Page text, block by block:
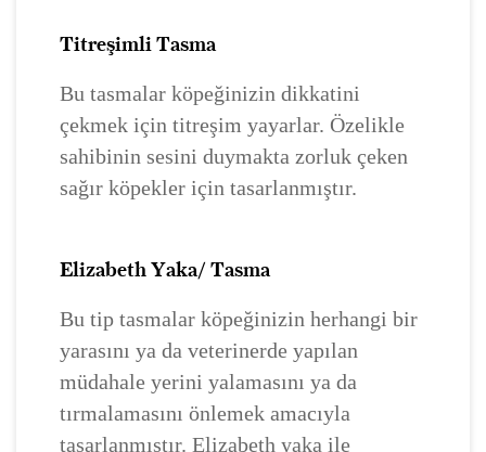
Titreşimli Tasma
Bu tasmalar köpeğinizin dikkatini
çekmek için titreşim yayarlar. Özelikle
sahibinin sesini duymakta zorluk çeken
sağır köpekler için tasarlanmıştır.
Elizabeth Yaka/ Tasma
Bu tip tasmalar köpeğinizin herhangi bir
yarasını ya da veterinerde yapılan
müdahale yerini yalamasını ya da
tırmalamasını önlemek amacıyla
tasarlanmıştır. Elizabeth yaka ile